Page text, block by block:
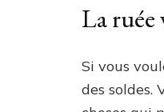
La ruée
Si vous
des soldes.